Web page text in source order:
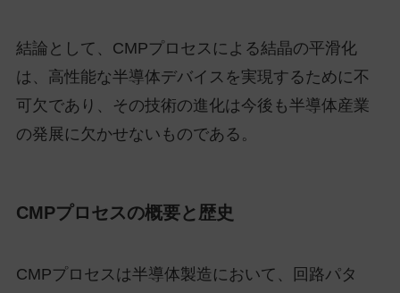
結論として、CMPプロセスによる結晶の平滑化
は、高性能な半導体デバイスを実現するために不
可欠であり、その技術の進化は今後も半導体産業
の発展に欠かせないものである。
CMPプロセスの概要と歴史
CMPプロセスは半導体製造において、回路パタ